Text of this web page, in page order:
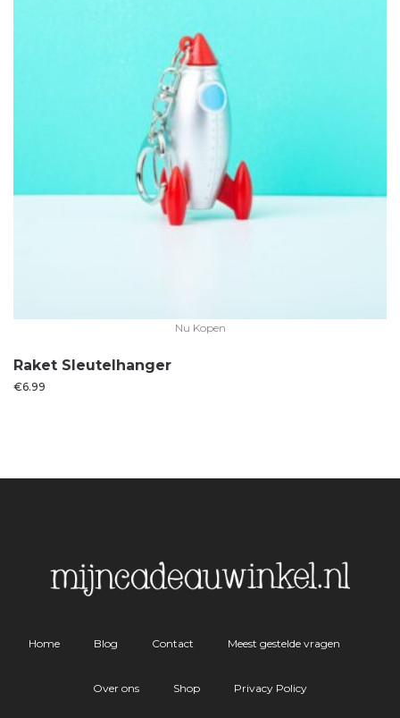
Nu Kopen
Raket Sleutelhanger
€6.99
Home Blog Contact Meest gestelde vragen
Over ons Shop Privacy Policy